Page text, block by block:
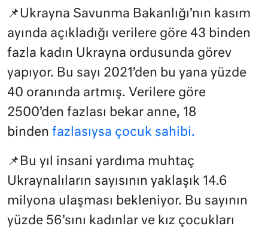
📌Ukrayna Savunma Bakanlığı’nın kasım
ayında açıkladığı verilere göre 43 binden
fazla kadın Ukrayna ordusunda görev
yapıyor. Bu sayı 2021’den bu yana yüzde
40 oranında artmış. Verilere göre
2500’den fazlası bekar anne, 18
binden fazlasıysa çocuk sahibi.
📌Bu yıl insani yardıma muhtaç
Ukraynalıların sayısının yaklaşık 14.6
milyona ulaşması bekleniyor. Bu sayının
yüzde 56’sını kadınlar ve kız çocukları